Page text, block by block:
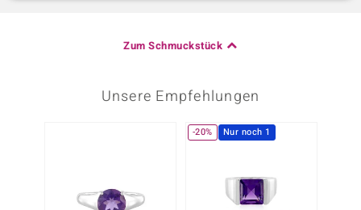
Zum Schmuckstück
Unsere Empfehlungen
-20% Nur noch 1